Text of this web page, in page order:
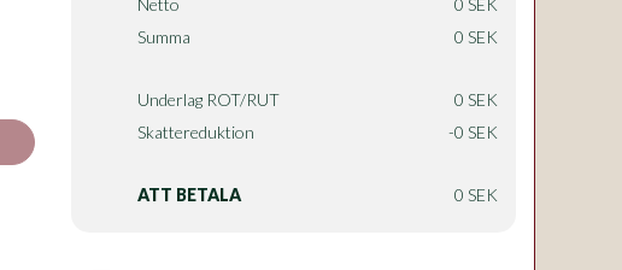
Netto
0 SEK
Summa
0 SEK
Underlag ROT/RUT
0 SEK
Skattereduktion
-0 SEK
ATT BETALA 0 SEK